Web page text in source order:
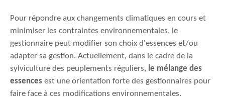
Pour répondre aux changements climatiques en cours et
minimiser les contraintes environnementales, le
gestionnaire peut modifier son choix d'essences et/ou
adapter sa gestion. Actuellement, dans le cadre de la
sylviculture des peuplements réguliers, le mélange des
essences est une orientation forte des gestionnaires pour
faire face à ces modifications environnementales.